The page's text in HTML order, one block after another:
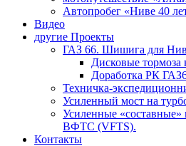
Автопробег «Ниве 40
Видео
другие Проекты
ГАЗ 66. Шишига для
Дисковые тормоза
Доработка РК
Техничка-
Усиленный мост на
Усиленные «составные»
ВФТС (VFTS).
Контакты